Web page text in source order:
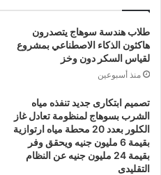
طلاب هندسة سوهاج يتصدرون
هاكثون الذكاء الاصطناعي بمشروع
لقياس السكر دون وخز
منذ أسبوعين
تصميم ابتكارى جديد تنفذه مياه
الشرب بسوهاج لمنظومة تعادل غاز
الكلور بعدد 20 محطة مياه ارتوازية
بقيمة 6 مليون جنيه ويحقق وفر
بقيمة 24 مليون جنيه عن النظام
التقليدى